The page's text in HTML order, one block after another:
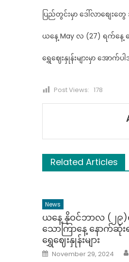
ပြည်တွင်းမှာ ဒေါ်လာစျေး
ယနေ့ May လ (27) ရက်နေ့ န
ရွှေဈေးနှုန်းများမှာ အောက်
Post Views: 178
Related Articles
News
ယနေ့ နိုဝင်ဘာလ (၂၉
သောကြာနေ့ နောက်ဆုံး
ရွှေဈေးနှုန်းများ
Posted
on
November 29, 2024